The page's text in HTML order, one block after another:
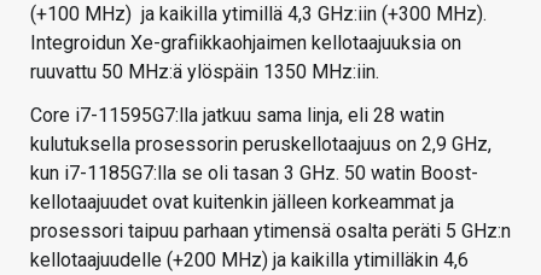
(+100 MHz) ja kaikilla ytimillä 4,3 GHz:iin (+300 MHz).
Integroidun Xe-grafiikkaohjaimen kellotaajuuksia on
ruuvattu 50 MHz:ä ylöspäin 1350 MHz:iin.
Core i7-11595G7:lla jatkuu sama linja, eli 28 watin
kulutuksella prosessorin peruskellotaajuus on 2,9 GHz,
kun i7-1185G7:lla se oli tasan 3 GHz. 50 watin Boost-
kellotaajuudet ovat kuitenkin jälleen korkeammat ja
prosessori taipuu parhaan ytimensä osalta peräti 5 GHz:n
kellotaajuudelle (+200 MHz) ja kaikilla ytimilläkin 4,6